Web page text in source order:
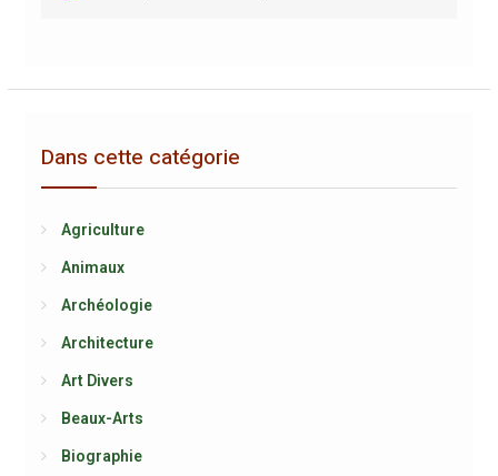
Dans cette catégorie
Agriculture
Animaux
Archéologie
Architecture
Art Divers
Beaux-Arts
Biographie